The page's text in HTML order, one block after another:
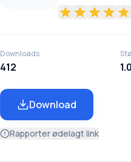
Downloads
412
Download
Rapporter ødelagt link